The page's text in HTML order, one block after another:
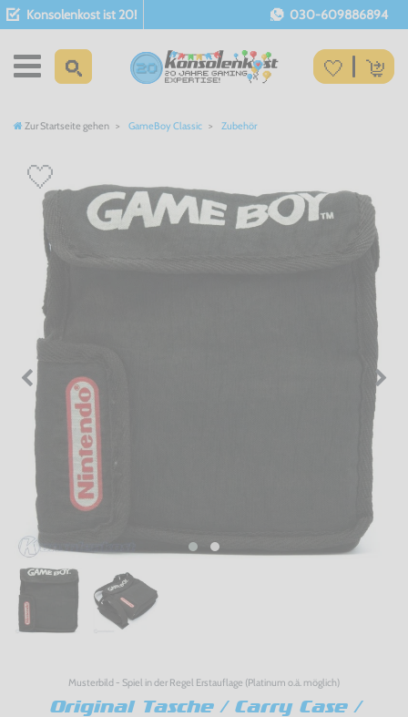
Konsolenkost ist 20! 030-609886894
Zur Startseite gehen GameBoy Classic Zubehör
Musterbild - Spiel in der Regel Erstauflage (Platinum o.ä. möglich)
Original Tasche / Carry Case /